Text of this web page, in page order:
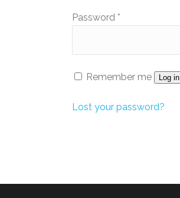
Password *
Remember me Log in
Lost your password?